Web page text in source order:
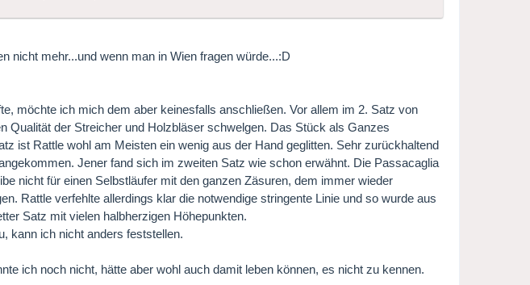
nicht mehr...und wenn man in Wien fragen würde...:D
möchte ich mich dem aber keinesfalls anschließen. Vor allem im 2. Satz von
Qualität der Streicher und Holzbläser schwelgen. Das Stück als Ganzes
ist Rattle wohl am Meisten ein wenig aus der Hand geglitten. Sehr zurückhaltend
Jener fand sich im zweiten Satz wie schon erwähnt. Die Passacaglia
nicht für einen Selbstläufer mit den ganzen Zäsuren, dem immer wieder
Rattle verfehlte allerdings klar die notwendige stringente Linie und so wurde aus
Satz mit vielen halbherzigen Höhepunkten.
kann ich nicht anders feststellen.
ich noch nicht, hätte aber wohl auch damit leben können, es nicht zu kennen.